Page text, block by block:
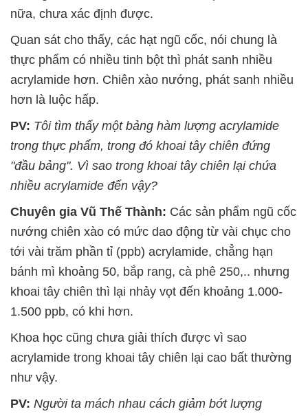
nữa, chưa xác định được.
Quan sát cho thấy, các hạt ngũ cốc, nói chung là
thực phẩm có nhiều tinh bột thì phát sanh nhiều
acrylamide hơn. Chiên xào nướng, phát sanh nhiều
hơn là luộc hấp.
PV: Tôi tìm thấy một bảng hàm lượng acrylamide
trong thực phẩm, trong đó khoai tây chiên đứng
"đầu bảng". Vì sao trong khoai tây chiên lại chứa
nhiều acrylamide đến vậy?
Chuyên gia Vũ Thế Thành: Các sản phẩm ngũ cốc
nướng chiên xào có mức dao động từ vài chục cho
tới vài trăm phần tỉ (ppb) acrylamide, chẳng hạn
bánh mì khoảng 50, bắp rang, cà phê 250,.. nhưng
khoai tây chiên thì lại nhảy vọt đến khoảng 1.000-
1.500 ppb, có khi hơn.
Khoa học cũng chưa giải thích được vì sao
acrylamide trong khoai tây chiên lại cao bất thường
như vậy.
PV: Người ta mách nhau cách giảm bớt lượng